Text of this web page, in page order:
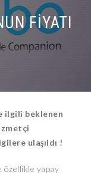
FIYATI
ilgili beklenen
ulaşıldı !
özellikle yapay